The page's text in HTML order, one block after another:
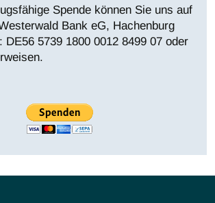
Spende können Sie uns auf
Bank eG, Hachenburg
DE56 5739 1800 0012 8499 07 oder